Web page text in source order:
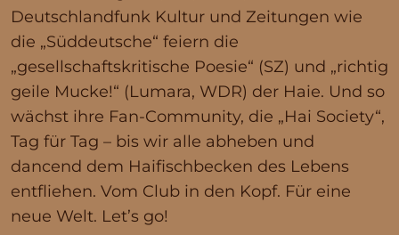
Deutschlandfunk Kultur und Zeitungen wie
die „Süddeutsche“ feiern die
„gesellschaftskritische Poesie“ (SZ) und „richtig
geile Mucke!“ (Lumara, WDR) der Haie. Und so
wächst ihre Fan-Community, die „Hai Society“,
Tag für Tag – bis wir alle abheben und
dancend dem Haifischbecken des Lebens
entfliehen. Vom Club in den Kopf. Für eine
neue Welt. Let’s go!